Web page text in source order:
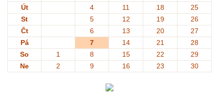
Út
4 11 18
25
St
5 12 19
26
Čt
6 13 20
27
Pá
7 14 21
28
So
1 8 15 22
29
Ne
2 9 16 23 30